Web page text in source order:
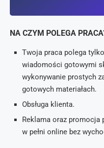
NA CZYM POLEGA
Twoja praca polega
wiadomości gotowymi
wykonywanie prostych
gotowych materiałach.
Obsługa klienta.
Reklama oraz
w pełni online bez